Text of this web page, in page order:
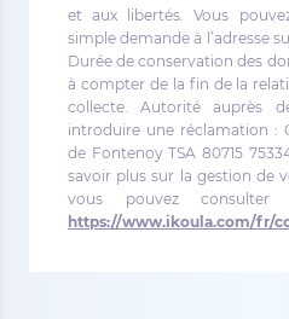
et aux libertés. Vous
simple demande à l’adresse
Durée de conservation des
à compter de la fin de la
collecte. Autorité auprès
introduire une réclamation :
de Fontenoy TSA 80715
savoir plus sur la gestion de
vous pouvez
https://www.ikoula.com/fr/